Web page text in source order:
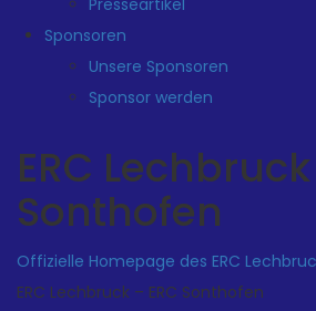
Presseartikel
Sponsoren
Unsere Sponsoren
Sponsor werden
ERC Lechbruck
Sonthofen
Offizielle Homepage des ERC
ERC Lechbruck – ERC Sonthofen